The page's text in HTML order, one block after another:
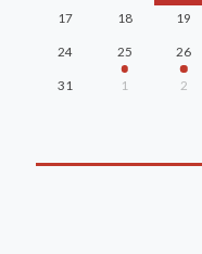
17 18 19
24 25 26
31 1 2